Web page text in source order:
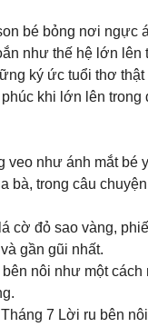
bé bỏng nơi ngực
như thế hệ lớn lên
ký ức tuổi thơ thật
khi lớn lên
veo như ánh mắt bé
bà, trong câu
cờ đỏ sao vàng,
gần gũi nhất.
nôi như một
7 Lời ru bên